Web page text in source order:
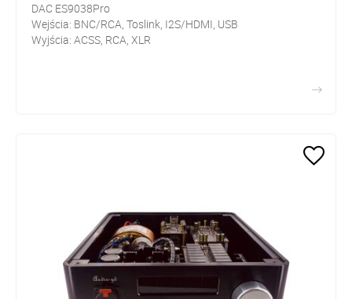
DAC ES9038Pro
Wejścia: BNC/RCA, Toslink, I2S/HDMI, USB
Wyjścia: ACSS, RCA, XLR